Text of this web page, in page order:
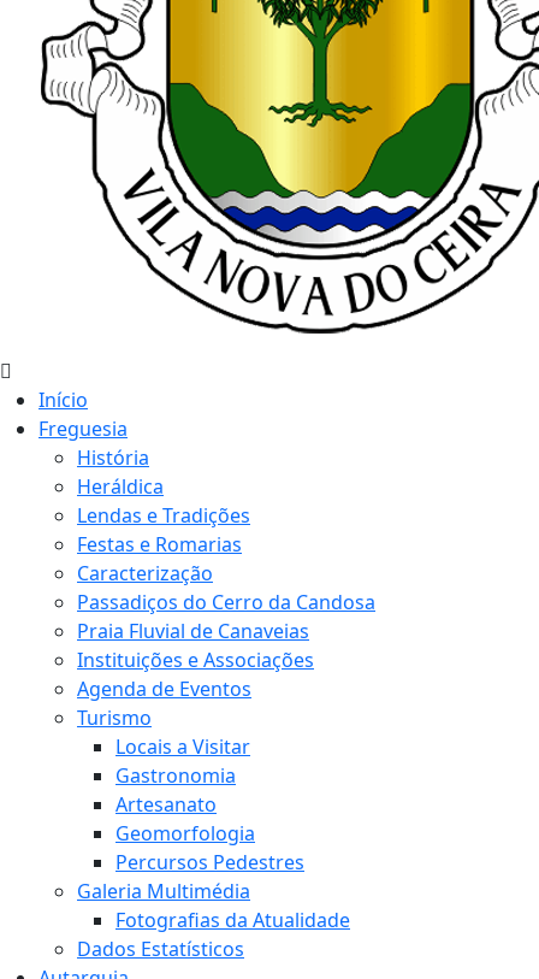
Início
Freguesia
História
Heráldica
Lendas e Tradições
Festas e Romarias
Caracterização
Passadiços do Cerro da Candosa
Praia Fluvial de Canaveias
Instituições e Associações
Agenda de Eventos
Turismo
Locais a Visitar
Gastronomia
Artesanato
Geomorfologia
Percursos Pedestres
Galeria Multimédia
Fotografias da Atualidade
Dados Estatísticos